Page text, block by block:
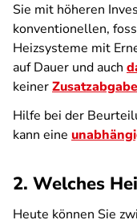
Sie mit höheren
konventionellen,
Heizsysteme mit
auf Dauer und auch
keiner
Hilfe bei der
kann eine
2. Welches
Heute können Sie